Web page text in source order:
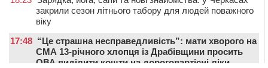
закрили сезон літнього табору для людей поважного
віку
17:48 “Це страшна несправедливість”: мати хворого на
СМА 13-річного хлопця із Драбівщини просить
ОВА виділити кошти на дороговартісні ліки